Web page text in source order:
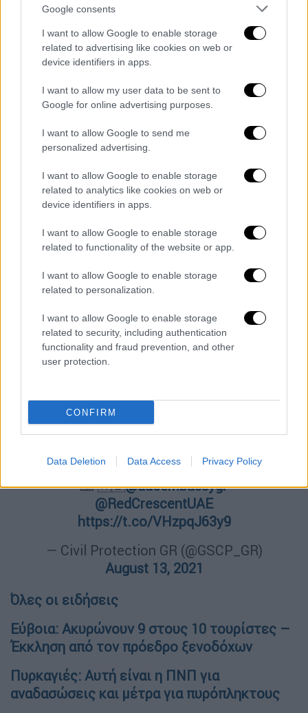
Google consents
I want to allow Google to enable storage
related to advertising like cookies on web or
device identifiers in apps.
I want to allow my user data to be sent to
Google for online advertising purposes.
I want to allow Google to send me
personalized advertising.
I want to allow Google to enable storage
related to analytics like cookies on web or
device identifiers in apps.
I want to allow Google to enable storage
related to functionality of the website or app.
I want to allow Google to enable storage
related to personalization.
I want to allow Google to enable storage
related to security, including authentication
functionality and fraud prevention, and other
user protection.
CONFIRM
Data Deletion Data Access Privacy Policy
αποχαιρετούμε τους 21
πυροσβέστες από το
#ΗνωμένοΒασίλειο που
συμμετείχαν στη δύσκολη μάχη με
τις φλόγες στην#Ελλάδα
#αλληλεγγύη
επιχειρησιακή
υποστήριξη!@ukingreece
@GreeceinUK
https://t.co/CoRukXdzZF
— Civil Protection GR (@GSCP_GR)
August 13, 2021
Εγκάρδιες ευχαριστίες και στα
#ΗΑΕπου βρέθηκαν επίσης στο
πλάι της#Ελλάδαςσε μια δύσκολη
περίοδο δοκιμασίας 🔥 🔥 🔥
Έκφραση αλληλεγγύης &
συμπαράστασης με αποστολή
εναέριας συνδρομής 🚁 και
🙏 🇦🇪@uaeembassygr
@RedCrescentUAE
https://t.co/VHzpqJ63y9
— Civil Protection GR (@GSCP_GR)
August 13, 2021
Όλες οι ειδήσεις
Εύβοια: Ακυρώνουν 9 στους 10 τουρίστες –
Έκκληση από τον πρόεδρο ξενοδόχων
Πυρκαγιές: Αυτή είναι η ΠΝΠ για
αναδασώσεις και μέτρα για πυρόπληκτους